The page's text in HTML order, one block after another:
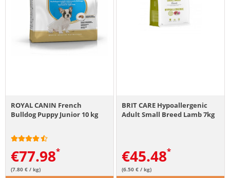
ROYAL CANIN French
Bulldog Puppy Junior 10 kg
€77.98
(7.80 € / kg)
BRIT CARE Hypoallergenic
Adult Small Breed Lamb 7kg
€45.48
(6.50 € / kg)